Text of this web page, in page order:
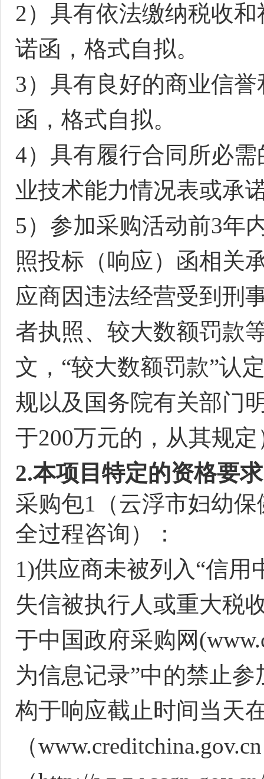
2）具有依法缴纳税收
诺函，格式自拟。
3）具有良好的商业信
函，格式自拟。
4）具有履行合同所必
业技术能力情况表或承
5）参加采购活动前3年
照投标（响应）函相关
应商因违法经营受到刑
者执照、较大数额罚款
文，“较大数额罚款”认
规以及国务院有关部门
于200万元的，从其规定
2.本项目特定的资格要
采购包1（云浮市妇幼
全过程咨询 ）：
1)供应商未被列入“信用
失信被执行人或重大税
于中国政府采购网
为信息记录”中的禁止
构于响应截止时间当天
（